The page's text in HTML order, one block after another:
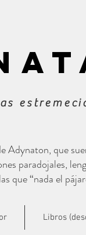
Libros
que
paradojales,
que “nada el